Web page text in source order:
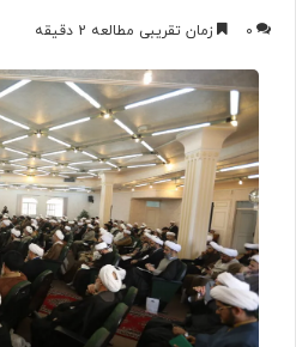
0 زمان تقریبی مطالعه 2 دقیقه